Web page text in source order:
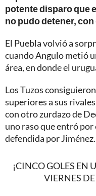
potente disparo que
no pudo detener, con
El Puebla volvió a
cuando Angulo metió
área, en donde el
Los Tuzos
superiores a sus
con otro zurdazo de
uno raso que entró
defendida por Jiménez.
¡CINCO GOLES EN
VIERNES DE